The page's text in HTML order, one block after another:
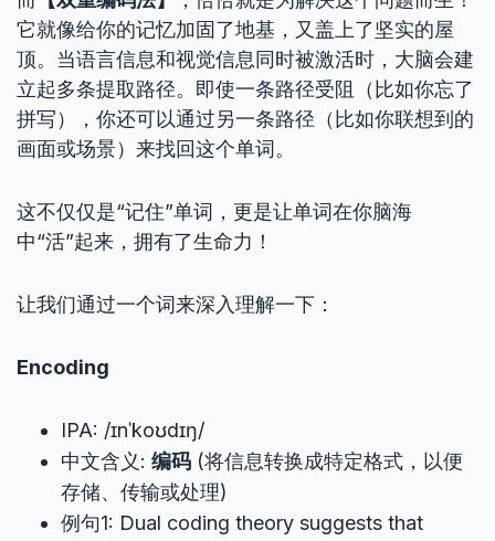
它就像给你的记忆加固了地基，又盖上了坚实的屋
顶。当语言信息和视觉信息同时被激活时，大脑会建
立起多条提取路径。即使一条路径受阻（比如你忘了
拼写），你还可以通过另一条路径（比如你联想到的
画面或场景）来找回这个单词。
这不仅仅是“记住”单词，更是让单词在你脑海
中“活”起来，拥有了生命力！
让我们通过一个词来深入理解一下：
Encoding
IPA: /ɪnˈkoʊdɪŋ/
中文含义: 编码 (将信息转换成特定格式，以便
存储、传输或处理)
例句1: Dual coding theory suggests that